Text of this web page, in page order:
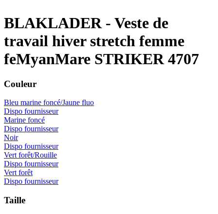
BLAKLADER - Veste de
travail hiver stretch femme
feMyanMare STRIKER 4707
Couleur
Bleu marine foncé/Jaune fluo
Dispo fournisseur
Marine foncé
Dispo fournisseur
Noir
Dispo fournisseur
Vert forêt/Rouille
Dispo fournisseur
Vert forêt
Dispo fournisseur
Taille